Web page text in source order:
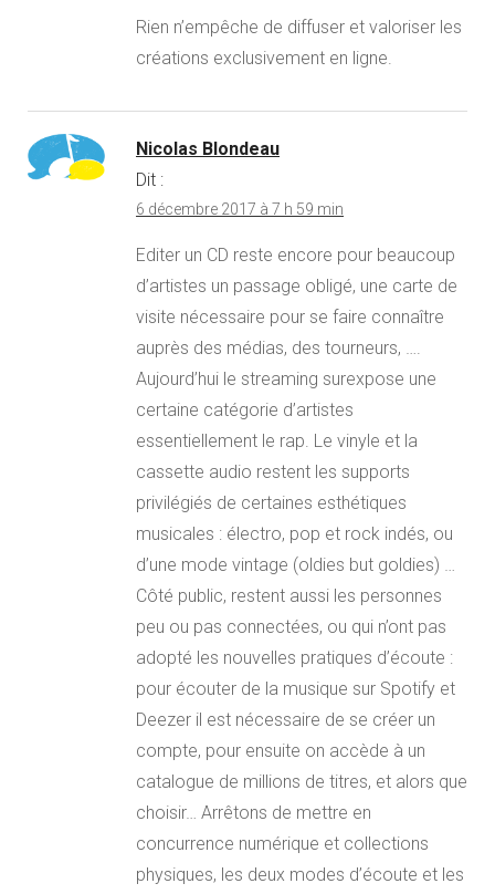
Rien n’empêche de diffuser et valoriser les
créations exclusivement en ligne.
Nicolas Blondeau
Dit :
6 décembre 2017 à 7 h 59 min
Editer un CD reste encore pour beaucoup
d’artistes un passage obligé, une carte de
visite nécessaire pour se faire connaître
auprès des médias, des tourneurs, ….
Aujourd’hui le streaming surexpose une
certaine catégorie d’artistes
essentiellement le rap. Le vinyle et la
cassette audio restent les supports
privilégiés de certaines esthétiques
musicales : électro, pop et rock indés, ou
d’une mode vintage (oldies but goldies) …
Côté public, restent aussi les personnes
peu ou pas connectées, ou qui n’ont pas
adopté les nouvelles pratiques d’écoute :
pour écouter de la musique sur Spotify et
Deezer il est nécessaire de se créer un
compte, pour ensuite on accède à un
catalogue de millions de titres, et alors que
choisir… Arrêtons de mettre en
concurrence numérique et collections
physiques, les deux modes d’écoute et les